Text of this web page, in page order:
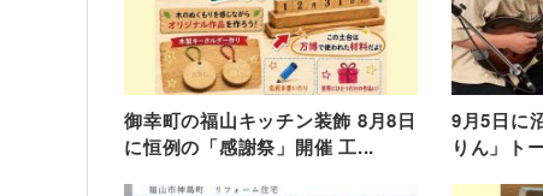
御幸町の福山キッチン装飾 8月8日
に恒例の「感謝祭」開催 工...
9月5日に
りん」ト